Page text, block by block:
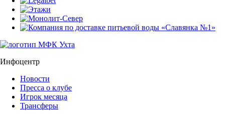
Инфоцентр
Новости
Пресса о клубе
Игрок месяца
Трансферы